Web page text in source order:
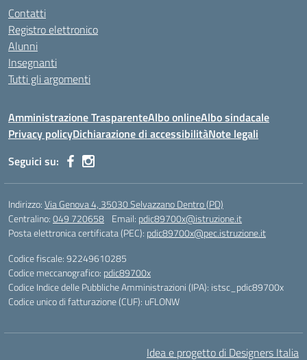
Contatti
Registro elettronico
Alunni
Insegnanti
Tutti gli argomenti
Amministrazione TrasparenteAlbo onlineAlbo sindacale
Privacy policyDichiarazione di accessibilitàNote legali
Seguici su:
Indirizzo:Via Genova 4, 35030 Selvazzano Dentro (PD)
Centralino:049 720658 Email: pdic89700x@istruzione.it
Posta elettronica certificata (PEC): pdic89700x@pec.istruzione.it
Codice fiscale: 92249610285
Codice meccanografico: pdic89700x
Codice Indice delle Pubbliche Amministrazioni (IPA): istsc_pdic89700x
Codice unico di fatturazione (CUF): uFLONW
Idea e progetto di Designers Italia